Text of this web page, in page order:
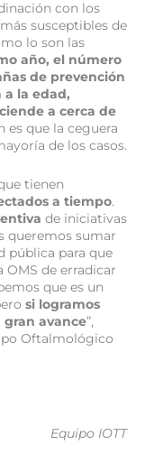
con los
susceptibles de
lo son las
año, el número
de prevención
a la edad,
a cerca de
es que la ceguera
de los casos.
tienen
a tiempo.
de iniciativas
queremos sumar
pública para que
OMS de erradicar
que es un
si logramos
gran avance”,
Oftalmológico
Equipo IOTT